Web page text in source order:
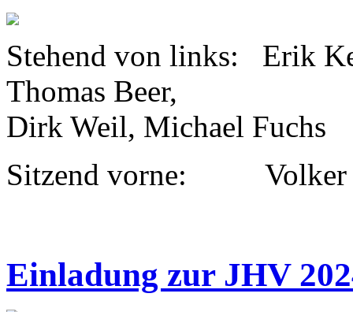
Stehend von links: Erik
Thomas Beer,
Dirk Weil, Michael Fuchs
Sitzend vorne: Volker
Einladung zur JHV